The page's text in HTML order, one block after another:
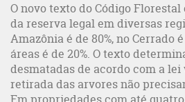
O novo texto do Código
da reserva legal em diversas
Amazônia é de 80%, no Cerrado
áreas é de 20%. O texto
desmatadas de acordo com a
retirada das arvores não